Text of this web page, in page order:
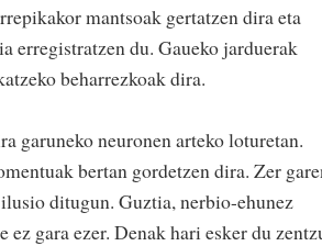
mantsoak gertatzen dira eta
erregistratzen du. Gaueko jarduerak
beharrezkoak dira.
garuneko neuronen arteko loturetan.
bertan gordetzen dira. Zer
ditugun. Guztia, nerbio-ehunez
gara ezer. Denak hari esker du